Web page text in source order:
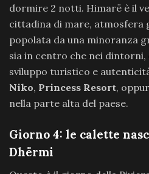
dormire 2 notti. Himarë è il
cittadina di mare, atmosfera
popolata da una minoranza
sia in centro che nei
sviluppo turistico e
Niko, Princess Resort,
nella parte alta del paese.
Giorno 4: le calette
Dhërmi